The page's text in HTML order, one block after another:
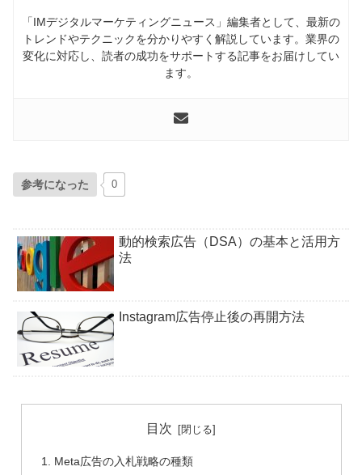
「IMデジタルマーケティングニュース」編集者として、最新の
トレンドやテクニックを分かりやすく解説しています。業界の
変化に対応し、読者の成功をサポートする記事をお届けしてい
ます。
参考になった 0
動的検索広告（DSA）の基本と活用方
法
Instagram広告停止後の再開方法
目次
Meta広告の入札戦略の種類